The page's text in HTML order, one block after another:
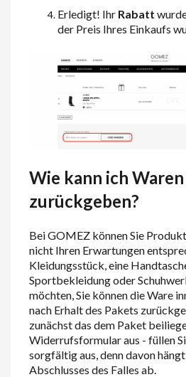
Erledigt! Ihr Rabatt
der Preis Ihres Einkaufs
Wie kann ich
zurückgeben?
Bei GOMEZ können Sie
nicht Ihren Erwartungen
Kleidungsstück, eine
Sportbekleidung oder
möchten, Sie können die Ware
nach Erhalt des Pakets
zunächst das dem Paket
Widerrufsformular aus - füllen
sorgfältig aus, denn davon
Abschlusses des Falles ab.